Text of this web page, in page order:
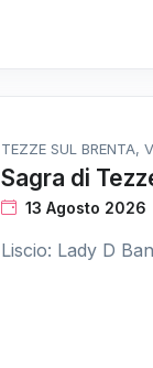
TEZZE SUL BRENTA,
Sagra di
13 Agosto 2026
Liscio: Lady D